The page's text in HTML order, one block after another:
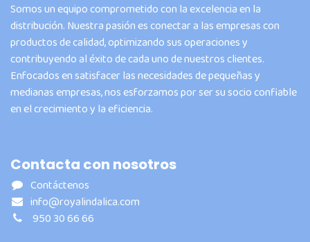
Somos un equipo comprometido con la excelencia en la
distribución. Nuestra pasión es conectar a las empresas con
productos de calidad, optimizando sus operaciones y
contribuyendo al éxito de cada uno de nuestros clientes.
Enfocados en satisfacer las necesidades de pequeñas y
medianas empresas, nos esforzamos por ser su socio confiable
en el crecimiento y la eficiencia.
Contacta con nosotros
Contáctenos
info@royalindalica.com
950 30 66 66